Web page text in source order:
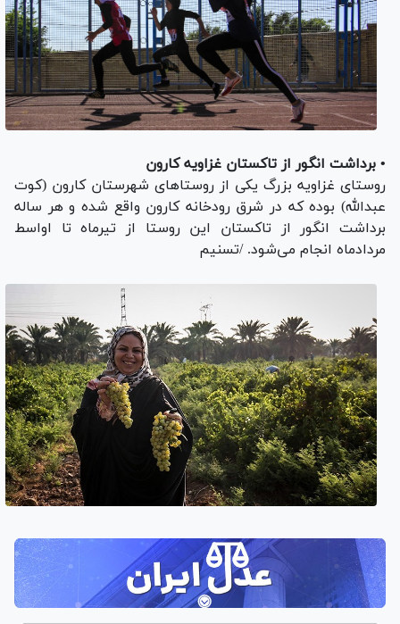
• برداشت انگور از تاکستان غزاویه کارون
روستای غزاویه بزرگ یکی از روستا‌های شهرستان کارون (کوت
عبدالله) بوده که در شرق رودخانه کارون واقع شده و هر ساله
برداشت انگور از تاکستان این روستا از تیرماه تا اواسط
مردادماه انجام می‌شود. /تسنیم